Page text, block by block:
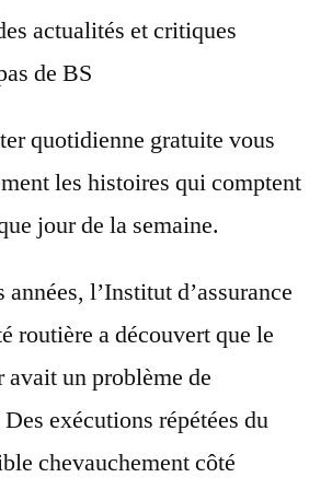
actualités et critiques
de BS
quotidienne gratuite vous
les histoires qui comptent
jour de la semaine.
l’Institut d’assurance
routière a découvert que le
avait un problème de
exécutions répétées du
chevauchement côté